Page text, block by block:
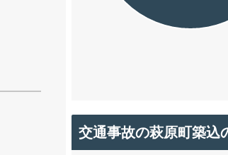
交通事故の萩原町築込